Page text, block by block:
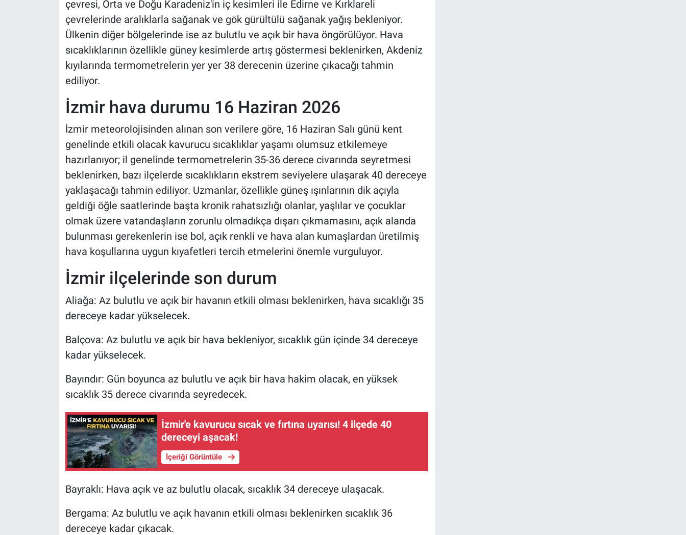
çevresi, Orta ve Doğu Karadeniz'in iç kesimleri ile Edirne ve Kırklareli
çevrelerinde aralıklarla sağanak ve gök gürültülü sağanak yağış bekleniyor.
Ülkenin diğer bölgelerinde ise az bulutlu ve açık bir hava öngörülüyor. Hava
sıcaklıklarının özellikle güney kesimlerde artış göstermesi beklenirken, Akdeniz
kıyılarında termometrelerin yer yer 38 derecenin üzerine çıkacağı tahmin
ediliyor.
İzmir hava durumu 16 Haziran 2026
İzmir meteorolojisinden alınan son verilere göre, 16 Haziran Salı günü kent
genelinde etkili olacak kavurucu sıcaklıklar yaşamı olumsuz etkilemeye
hazırlanıyor; il genelinde termometrelerin 35-36 derece civarında seyretmesi
beklenirken, bazı ilçelerde sıcaklıkların ekstrem seviyelere ulaşarak 40 dereceye
yaklaşacağı tahmin ediliyor. Uzmanlar, özellikle güneş ışınlarının dik açıyla
geldiği öğle saatlerinde başta kronik rahatsızlığı olanlar, yaşlılar ve çocuklar
olmak üzere vatandaşların zorunlu olmadıkça dışarı çıkmamasını, açık alanda
bulunması gerekenlerin ise bol, açık renkli ve hava alan kumaşlardan üretilmiş
hava koşullarına uygun kıyafetleri tercih etmelerini önemle vurguluyor.
İzmir ilçelerinde son durum
Aliağa: Az bulutlu ve açık bir havanın etkili olması beklenirken, hava sıcaklığı 35
dereceye kadar yükselecek.
Balçova: Az bulutlu ve açık bir hava bekleniyor, sıcaklık gün içinde 34 dereceye
kadar yükselecek.
Bayındır: Gün boyunca az bulutlu ve açık bir hava hakim olacak, en yüksek
sıcaklık 35 derece civarında seyredecek.
İzmir'e kavurucu sıcak ve fırtına uyarısı! 4 ilçede 40
dereceyi aşacak!
İçeriği Görüntüle
Bayraklı: Hava açık ve az bulutlu olacak, sıcaklık 34 dereceye ulaşacak.
Bergama: Az bulutlu ve açık havanın etkili olması beklenirken sıcaklık 36
dereceye kadar çıkacak.